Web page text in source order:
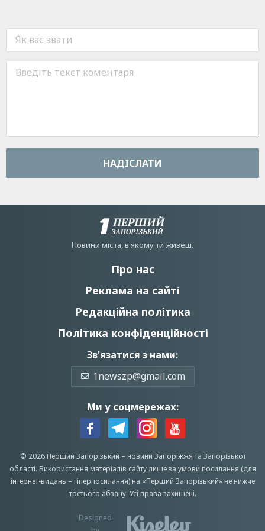
НАДIСЛАТИ
Новини мiста, в якому ти живеш.
Про нас
Реклама на сайті
Редакційна політика
Політика конфіденційності
Зв'язатися з нами:
1newszp@gmail.com
Ми у соцмережах:
© 2026 Перший Запорізький – новини Запоріжжята Запорізької
області. Використання матеріалів сайту лише за умови посилання (для
інтернет-видань – гіперпосилання) на «Перший Запорiзький» не нижче
третього абзацу. Усi права захищенi.
Designed